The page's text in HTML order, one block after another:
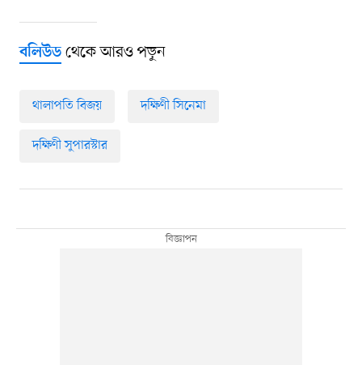
বলিউডথেকে আরও পড়ুন
থালাপতি বিজয় দক্ষিণী সিনেমা
দক্ষিণী সুপারস্টার